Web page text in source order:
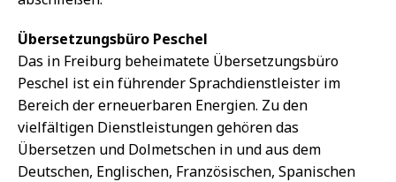
Übersetzungsbüro Peschel
Das in Freiburg beheimatete Übersetzungsbüro
Peschel ist ein führender Sprachdienstleister im
Bereich der erneuerbaren Energien. Zu den
vielfältigen Dienstleistungen gehören das
Übersetzen und Dolmetschen in und aus dem
Deutschen, Englischen, Französischen, Spanischen